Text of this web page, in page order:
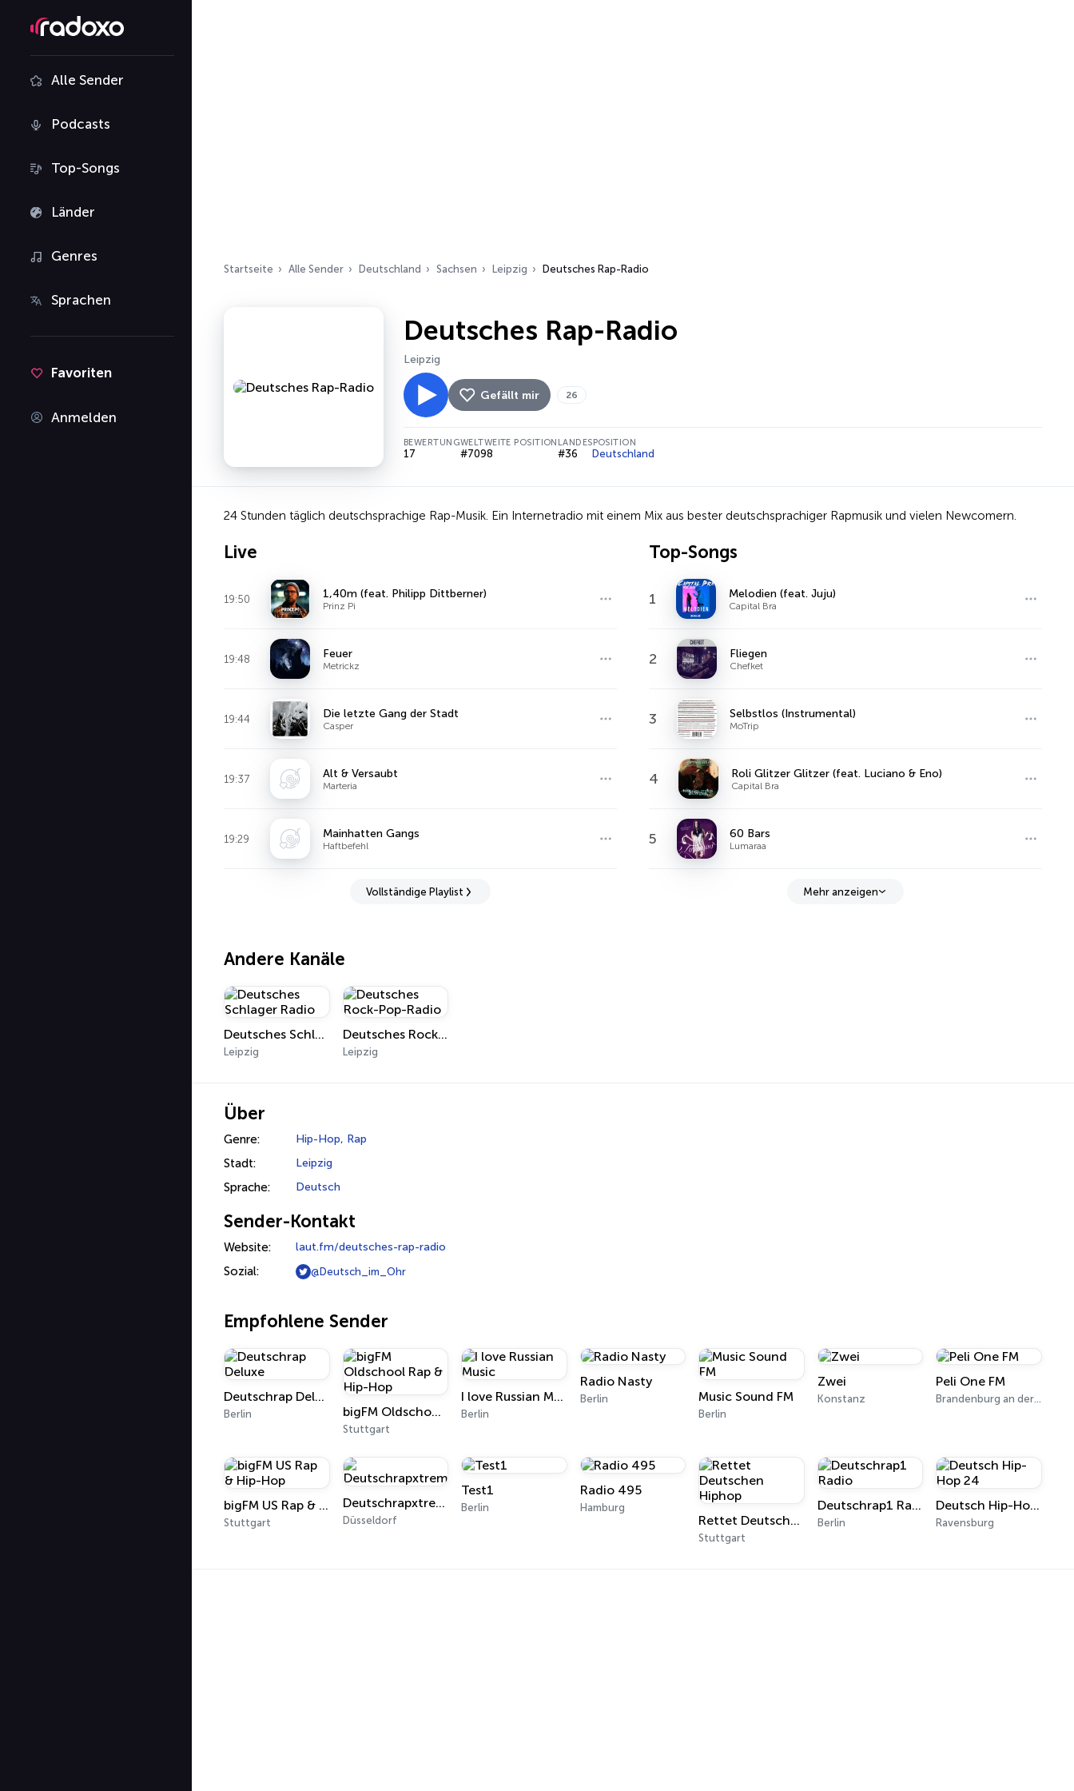
Alle Sender
Podcasts
Top-Songs
Länder
Genres
Sprachen
Favoriten
Anmelden
Startseite Alle Sender Deutschland Sachsen Leipzig Deutsches Rap-Radio
Deutsches Rap-Radio
Leipzig
Gefällt mir 26
BEWERTUNG
17
WELTWEITE POSITION
#7098
LANDESPOSITION
#36 Deutschland
24 Stunden täglich deutschsprachige Rap-Musik. Ein Internetradio mit einem Mix aus bester deutschsprachiger Rapmusik und vielen Newcomern.
Live
19:50 1,40m (feat. Philipp Dittberner)
Prinz Pi
19:48 Feuer
Metrickz
19:44 Die letzte Gang der Stadt
Casper
19:37 Alt & Versaubt
Marteria
19:29 Mainhatten Gangs
Haftbefehl
Vollständige Playlist
Top-Songs
1 Melodien (feat. Juju)
Capital Bra
2 Fliegen
Chefket
3 Selbstlos (Instrumental)
MoTrip
4 Roli Glitzer Glitzer (feat. Luciano & Eno)
Capital Bra
5 60 Bars
Lumaraa
Mehr anzeigen
Andere Kanäle
Deutsches Schlager Radio
Leipzig
Deutsches Rock-Pop-Radio
Leipzig
Über
Genre: Hip-Hop, Rap
Stadt: Leipzig
Sprache: Deutsch
Sender-Kontakt
Website: laut.fm/deutsches-rap-radio
Sozial: @Deutsch_im_Ohr
Empfohlene Sender
Deutschrap Deluxe
Berlin bigFM Oldschool Rap & Hip-Hop
Stuttgart
I love Russian Music
Berlin
Radio Nasty
Berlin Music Sound FM
Berlin
Zwei
Konstanz
Peli One FM
Brandenburg an der Havel
bigFM US Rap & Hip-Hop
Stuttgart
Deutschrapxtreme
Düsseldorf
Test1
Berlin
Radio 495
Hamburg
Rettet Deutschen Hiphop
Stuttgart
Deutschrap1 Radio
Berlin
Deutsch Hip-Hop 24
Ravensburg